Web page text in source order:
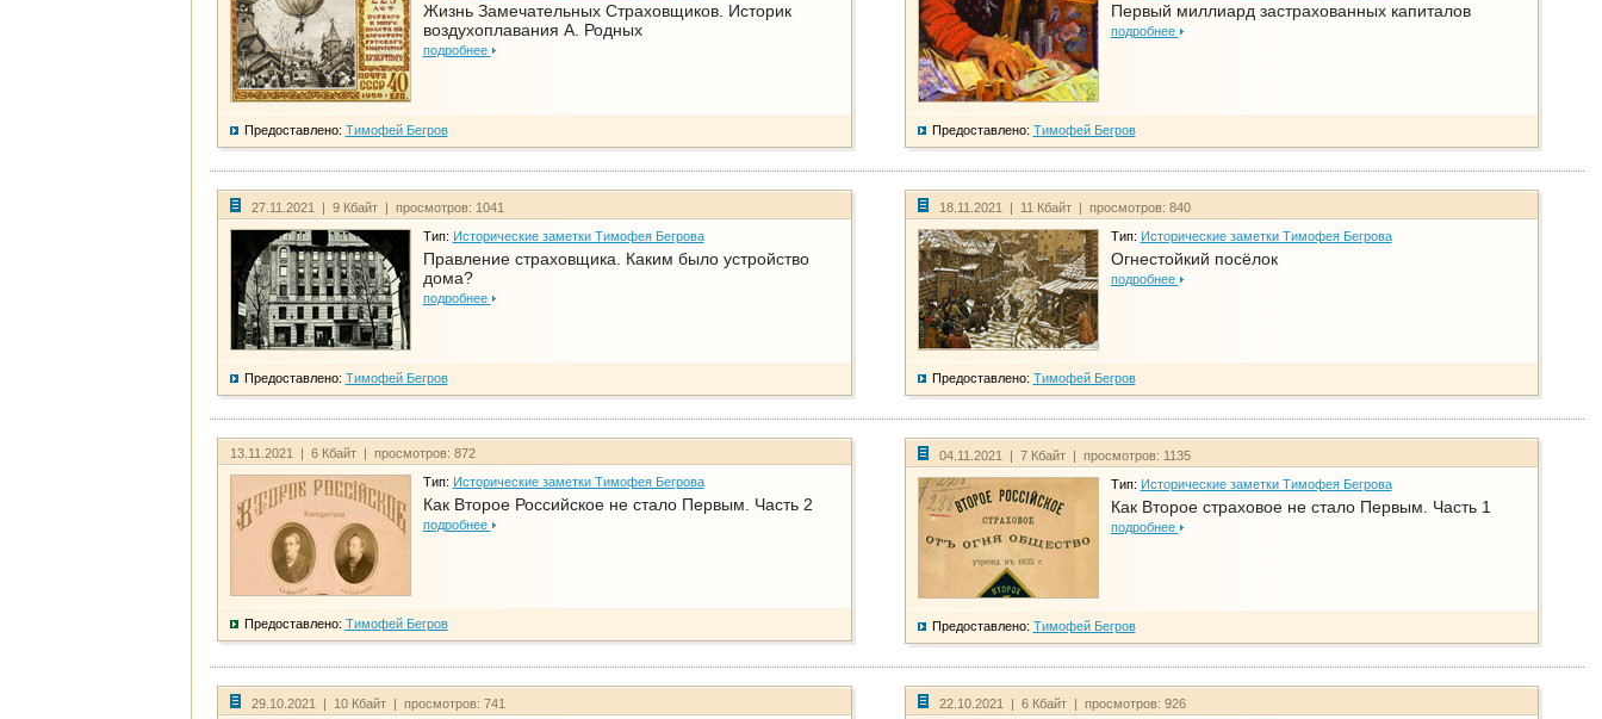
Жизнь Замечательных Страховщиков. Историк
воздухоплавания А. Родных
подробнее
Предоставлено: Тимофей Бегров
Первый миллиард застрахованных капиталов
подробнее
Предоставлено: Тимофей Бегров
27.11.2021 | 9 Кбайт | просмотров: 1041
Тип: Исторические заметки Тимофея Бегрова
Правление страховщика. Каким было устройство
дома?
подробнее
Предоставлено: Тимофей Бегров
18.11.2021 | 11 Кбайт | просмотров: 840
Тип: Исторические заметки Тимофея Бегрова
Огнестойкий посёлок
подробнее
Предоставлено: Тимофей Бегров
13.11.2021 | 6 Кбайт | просмотров: 872
Тип: Исторические заметки Тимофея Бегрова
Как Второе Российское не стало Первым. Часть 2
подробнее
Предоставлено: Тимофей Бегров
04.11.2021 | 7 Кбайт | просмотров: 1135
Тип: Исторические заметки Тимофея Бегрова
Как Второе страховое не стало Первым. Часть 1
подробнее
Предоставлено: Тимофей Бегров
29.10.2021 | 10 Кбайт | просмотров: 741 22.10.2021 | 6 Кбайт | просмотров: 926